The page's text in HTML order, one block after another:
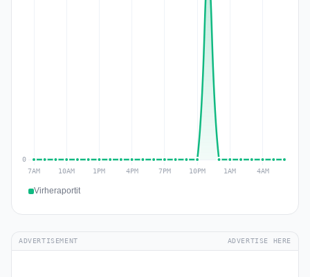
Virheraportit
ADVERTISEMENT ADVERTISE HERE